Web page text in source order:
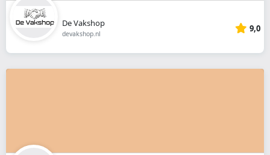
De Vakshop
devakshop.nl 9,0